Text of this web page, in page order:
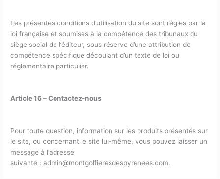
Les présentes conditions d’utilisation du site sont régies par la
loi française et soumises à la compétence des tribunaux du
siège social de l’éditeur, sous réserve d’une attribution de
compétence spécifique découlant d’un texte de loi ou
réglementaire particulier.
Article 16 – Contactez-nous
Pour toute question, information sur les produits présentés sur
le site, ou concernant le site lui-même, vous pouvez laisser un
message à l’adresse
suivante : admin@montgolfieresdespyrenees.com.